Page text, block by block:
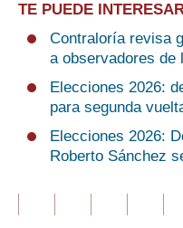
TE PUEDE
Contraloría revisa
a observadores de
Elecciones 2026:
para segunda
Elecciones 2026:
Roberto Sánchez